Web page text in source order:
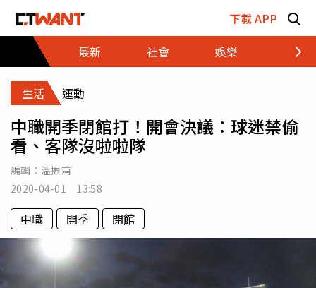
下載 APP
最新
社會 娛樂 財經
生活 運動
中職開季閉館打！開會決議：球迷禁偷
看、客隊沒啦啦隊
編輯： 溫振甫
2020-04-01 13:58
中職 開季 閉館